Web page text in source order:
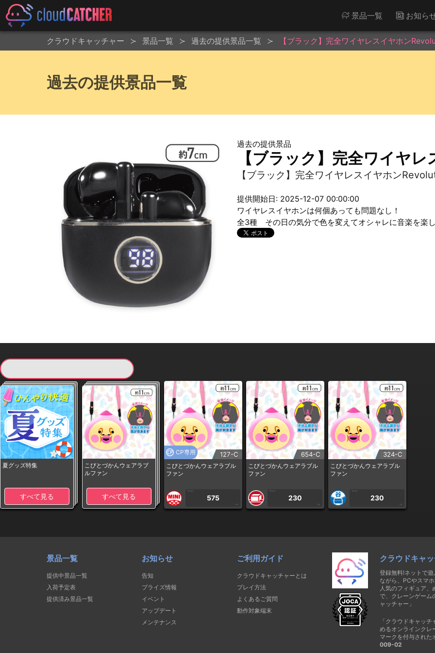
景品一覧 お知ら
クラウドキャッチャー 景品一覧 過去の提供景品一覧 【ブラック】完全ワイヤレスイヤホン
過去の提供景品一覧
過去の提供景品
【ブラック】完全ワイヤ
【ブラック】完全ワイヤレスイヤホン
提供開始日: 2025-12-07 00:00:00
ワイヤレスイヤホンは何個あっても問題なし！
全3種 その日の気分で色を変えてオシャレに音楽を楽し
夏グッズ特集
すべて見る
こびとづかんウェアラブ
ルファン
すべて見る
CP専用 127-C
こびとづかんウェアラブル
ファン
1PLAY
575
CP
654-C
こびとづかんウェアラブル
ファン
1PLAY
230
CP
324-C
こびとづかんウェアラブル
ファン
1PLAY
230
CP
景品一覧
提供中景品一覧
入荷予定表
提供済み景品一覧
お知らせ
告知
プライズ情報
イベント
アップデート
メンテナンス
ご利用ガイド
クラウドキャッチャーとは
プレイ方法
よくあるご質問
動作対象端末
クラウドキャ
登録無料!ネットで
ながら、PCやスマ
人気のフィギュア
で、クレーンゲーム
ャッチャー」
「クラウドキャッ
めるオンラインクレ
マークを付与された
009-02